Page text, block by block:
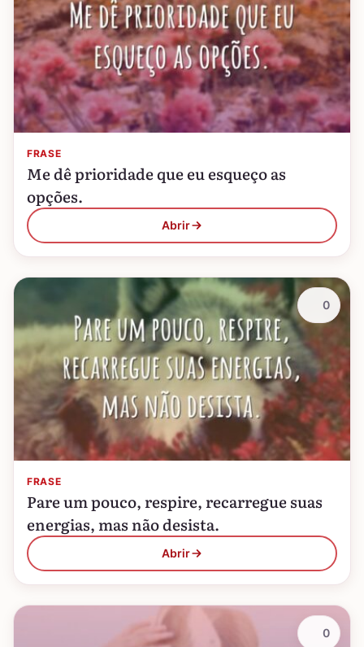
FRASE
Me dê prioridade que eu esqueço as
opções.
Abrir
FRASE
Pare um pouco, respire, recarregue suas
energias, mas não desista.
Abrir
0
0